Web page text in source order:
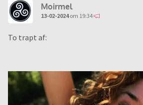
Moirmel
13-02-2024om 19:34
To trapt af: